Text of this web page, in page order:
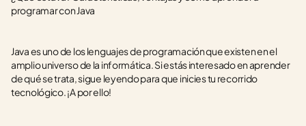
programar con Java
Java es uno de los lenguajes de programación que existen en el
amplio universo de la informática. Si estás interesado en aprender
de qué se trata, sigue leyendo para que inicies tu recorrido
tecnológico. ¡A por ello!